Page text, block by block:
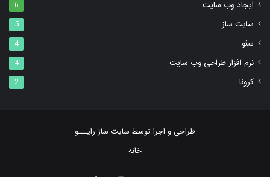
ایجاد وب سایت 6
سایت ساز 5
سئو 4
نرم افزار طراحی وب سایت 4
کرونا 2
طراحی و اجرا توسط ‌سایت ساز رایـــو
خانه